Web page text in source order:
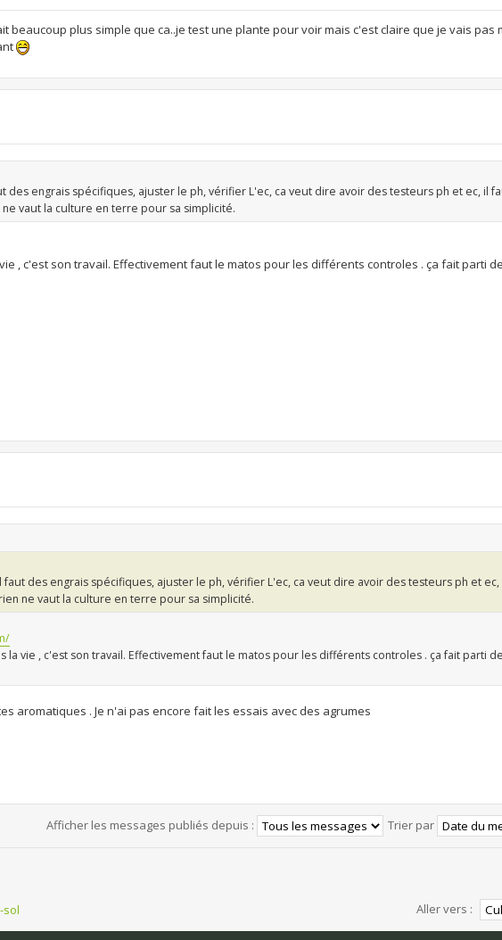
beaucoup plus simple que ca..je test une plante pour voir mais c'est claire que je vais pas
des engrais spécifiques, ajuster le ph, vérifier L'ec, ca veut dire avoir des testeurs ph et ec, il
vaut la culture en terre pour sa simplicité.
, c'est son travail. Effectivement faut le matos pour les différents controles . ça fait parti
faut des engrais spécifiques, ajuster le ph, vérifier L'ec, ca veut dire avoir des testeurs ph et
ne vaut la culture en terre pour sa simplicité.
la vie , c'est son travail. Effectivement faut le matos pour les différents controles . ça fait parti
aromatiques . Je n'ai pas encore fait les essais avec des agrumes
Afficher les messages publiés depuis : Trier par
sol Aller vers :